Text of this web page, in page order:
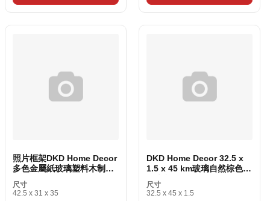
照片框架DKD Home Decor
多色金屬紙玻璃塑料木制
MDF傳統
尺寸
42.5 x 31 x 35
DKD Home Decor 32.5 x
1.5 x 45 km玻璃自然棕色現
代木制MDF
尺寸
32.5 x 45 x 1.5